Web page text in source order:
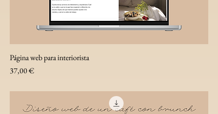
Página web para interiorista
Precio
37,00 €